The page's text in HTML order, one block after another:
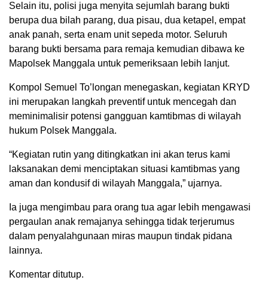
Selain itu, polisi juga menyita sejumlah barang bukti
berupa dua bilah parang, dua pisau, dua ketapel, empat
anak panah, serta enam unit sepeda motor. Seluruh
barang bukti bersama para remaja kemudian dibawa ke
Mapolsek Manggala untuk pemeriksaan lebih lanjut.
Kompol Semuel To’longan menegaskan, kegiatan KRYD
ini merupakan langkah preventif untuk mencegah dan
meminimalisir potensi gangguan kamtibmas di wilayah
hukum Polsek Manggala.
“Kegiatan rutin yang ditingkatkan ini akan terus kami
laksanakan demi menciptakan situasi kamtibmas yang
aman dan kondusif di wilayah Manggala,” ujarnya.
Ia juga mengimbau para orang tua agar lebih mengawasi
pergaulan anak remajanya sehingga tidak terjerumus
dalam penyalahgunaan miras maupun tindak pidana
lainnya.
Komentar ditutup.